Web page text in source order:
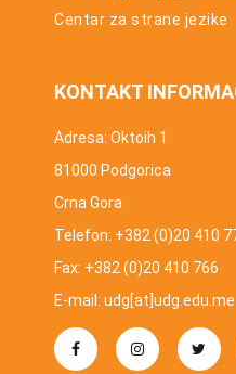
Centar za strane jezike
KONTAKT
Adresa: Oktoih 1
81000 Podgorica
Crna Gora
Telefon: +382 (0)20 410
Fax: +382 (0)20 410 766
E-mail: udg[at]udg.edu.me